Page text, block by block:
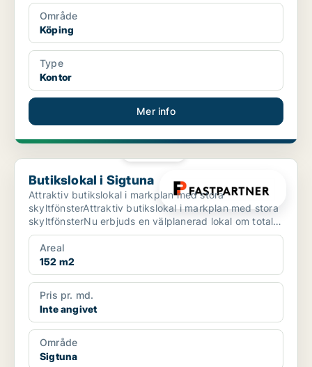
Område
Köping
Type
Kontor
Mer info
Butikslokal i Sigtuna
Butikslokal i Sigtuna
Attraktiv butikslokal i markplan med stora
skyltfönsterAttraktiv butikslokal i markplan med stora
skyltfönsterNu erbjuds en välplanerad lokal om totalt
cirka...
Areal
152 m2
Pris pr. md.
Inte angivet
Område
Sigtuna